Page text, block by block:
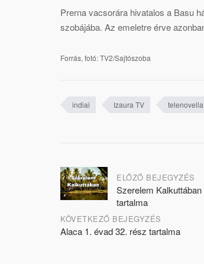
Prerna vacsorára hivatalos a Basu
szobájába. Az emeletre érve
Forrás, fotó: TV2/Sajtószoba
indiai Izaura TV telenovella
Post
navigation
ELŐZŐ BEJEGYZÉS
Szerelem
tartalma
KÖVETKEZŐ BEJEGYZÉS
Alaca 1. évad 32. rész tartalma